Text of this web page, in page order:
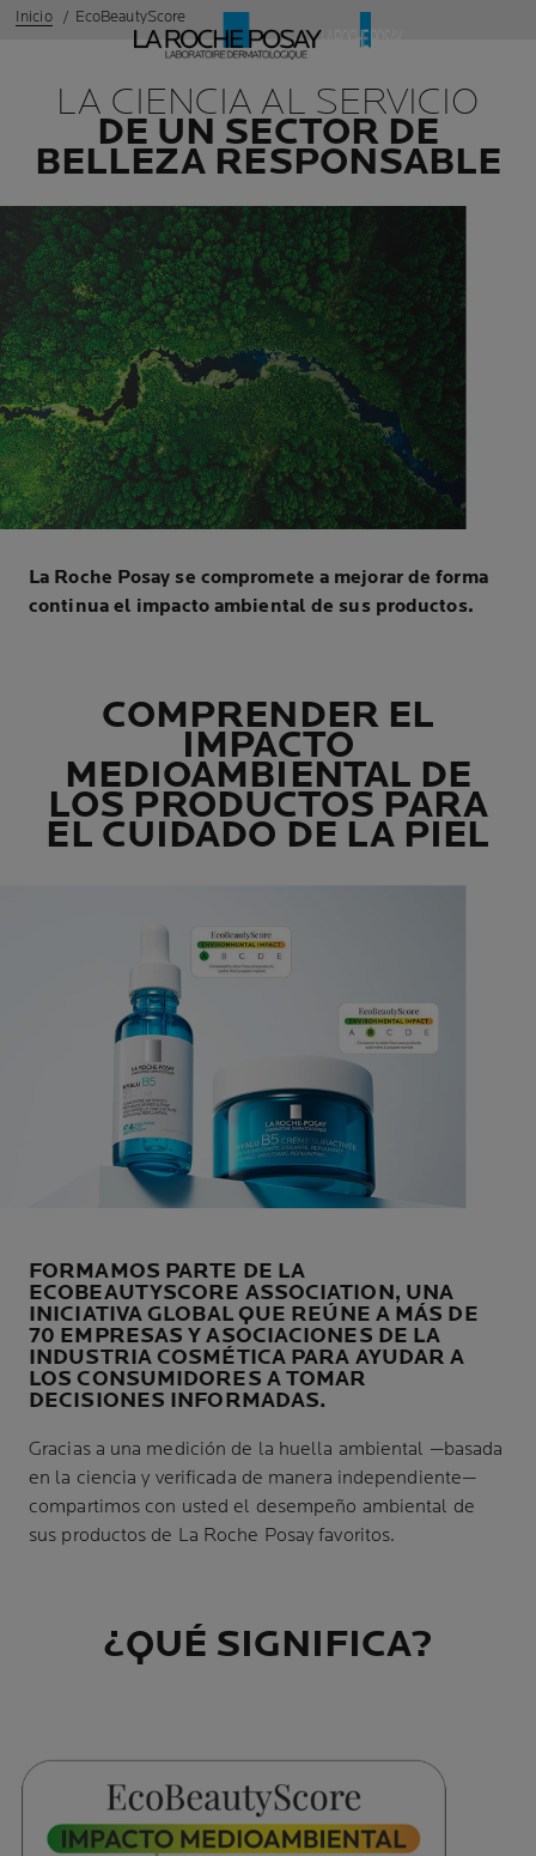
Inicio EcoBeautyScore
LA CIENCIA AL SERVICIO
DE UN SECTOR DE
BELLEZA RESPONSABLE
La Roche Posay se compromete a mejorar de forma
continua el impacto ambiental de sus productos.
COMPRENDER EL
IMPACTO
MEDIOAMBIENTAL DE
LOS PRODUCTOS PARA
EL CUIDADO DE LA PIEL
FORMAMOS PARTE DE LA
ECOBEAUTYSCORE ASSOCIATION, UNA
INICIATIVA GLOBAL QUE REÚNE A MÁS DE
70 EMPRESAS Y ASOCIACIONES DE LA
INDUSTRIA COSMÉTICA PARA AYUDAR A
LOS CONSUMIDORES A TOMAR
DECISIONES INFORMADAS.
Gracias a una medición de la huella ambiental —basada
en la ciencia y verificada de manera independiente—
compartimos con usted el desempeño ambiental de
sus productos de La Roche Posay favoritos.
¿QUÉ SIGNIFICA?